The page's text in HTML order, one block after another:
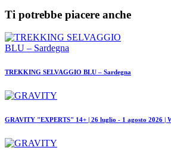
Ti potrebbe piacere anche
TREKKING SELVAGGIO BLU – Sardegna
GRAVITY "EXPERTS" 14+ | 26 luglio - 1 agosto 2026 |